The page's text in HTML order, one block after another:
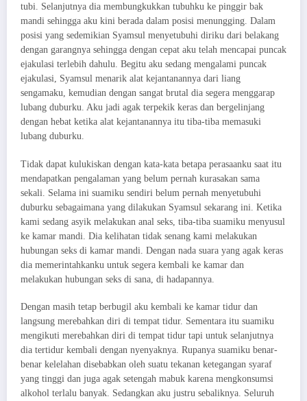
tubi. Selanjutnya dia membungkukkan tubuhku ke pinggir bak
mandi sehingga aku kini berada dalam posisi menungging. Dalam
posisi yang sedemikian Syamsul menyetubuhi diriku dari belakang
dengan garangnya sehingga dengan cepat aku telah mencapai puncak
ejakulasi terlebih dahulu. Begitu aku sedang mengalami puncak
ejakulasi, Syamsul menarik alat kejantanannya dari liang
sengamaku, kemudian dengan sangat brutal dia segera menggarap
lubang duburku. Aku jadi agak terpekik keras dan bergelinjang
dengan hebat ketika alat kejantanannya itu tiba-tiba memasuki
lubang duburku.
Tidak dapat kulukiskan dengan kata-kata betapa perasaanku saat itu
mendapatkan pengalaman yang belum pernah kurasakan sama
sekali. Selama ini suamiku sendiri belum pernah menyetubuhi
duburku sebagaimana yang dilakukan Syamsul sekarang ini. Ketika
kami sedang asyik melakukan anal seks, tiba-tiba suamiku menyusul
ke kamar mandi. Dia kelihatan tidak senang kami melakukan
hubungan seks di kamar mandi. Dengan nada suara yang agak keras
dia memerintahkanku untuk segera kembali ke kamar dan
melakukan hubungan seks di sana, di hadapannya.
Dengan masih tetap berbugil aku kembali ke kamar tidur dan
langsung merebahkan diri di tempat tidur. Sementara itu suamiku
mengikuti merebahkan diri di tempat tidur tapi untuk selanjutnya
dia tertidur kembali dengan nyenyaknya. Rupanya suamiku benar-
benar kelelahan disebabkan oleh suatu tekanan ketegangan syaraf
yang tinggi dan juga agak setengah mabuk karena mengkonsumsi
alkohol terlalu banyak. Sedangkan aku justru sebaliknya. Seluruh